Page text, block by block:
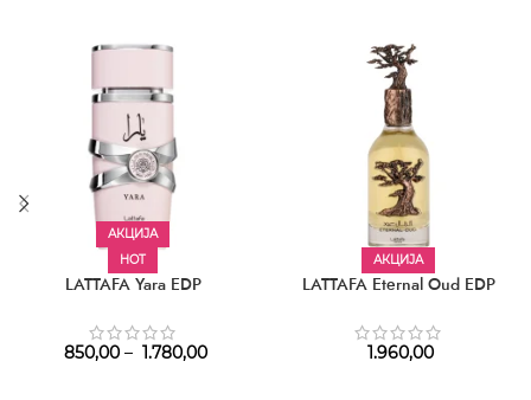
АКЦИЈА
HOT
LATTAFA Yara EDP
850,00 – 1.780,00
АКЦИЈА
LATTAFA Eternal Oud EDP
1.960,00